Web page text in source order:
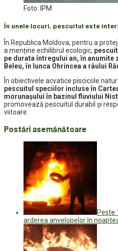
Foto: IPM
În unele locuri, pescuitul este
În Republica Moldova, pentru a
a menține echilibrul ecologic,
pe durata întregului an, în anumite
Beleu, în lunca Ohrincea a râului
În obiectivele acvatice piscicole
pescuitul speciilor incluse în
morunașului în bazinul fluviului
promovează pescuitul durabil și
viitoare.
Postări asemănătoare
Peste
arderea anvelopelor în